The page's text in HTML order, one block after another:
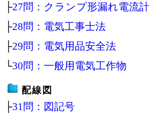
├27問：クランプ形漏れ電流計
├28問：電気工事士法
├29問：電気用品安全法
└30問：一般用電気工作物
配線図
├31問：図記号